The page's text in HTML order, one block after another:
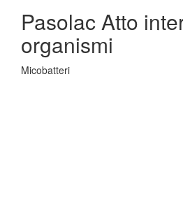
Pasolac Atto
organismi
Micobatteri